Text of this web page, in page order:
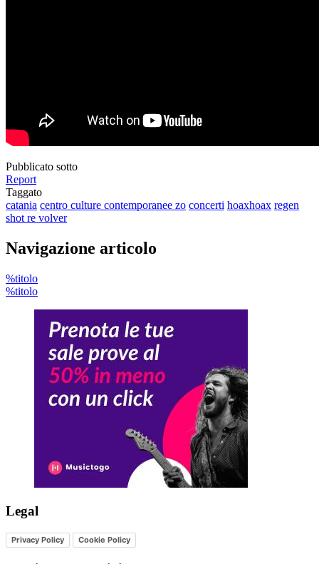
Pubblicato sotto
Report
Taggato
catania centro culture contemporanee zo concerti hoaxhoax regen
shot re volver
Navigazione articolo
%titolo
%titolo
Legal
Privacy Policy Cookie Policy